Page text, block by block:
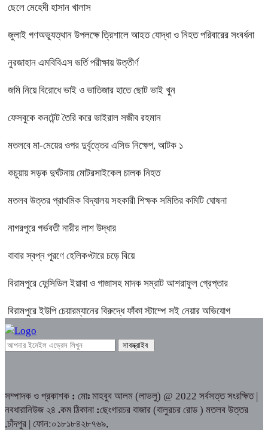
ছেলে মেহেদী হাসান খালাস
জুলাই গণঅভ্যুত্থান উপলক্ষে ত্রিশালে আহত যোদ্ধা ও নিহত পরিবারের সংবর্ধনা
নুরজাহান এমবিবিএস ভর্তি পরীক্ষায় উত্তীর্ণ
জমি নিয়ে বিরোধে ভাই ও ভাতিজার হাতে ছোট ভাই খুন
ফেসবুকে কনটেন্ট তৈরি করে ভাইরাল সজীব রহমান
মতলবে মা-মেয়ের ওপর দুর্বৃত্তের এসিড নিক্ষেপ, আটক ১
কচুয়ায় সড়ক দুর্ঘটনায় মোটরসাইকেল চালক নিহত
মতলব উত্তর প্রাথমিক বিদ্যালয় সহকারী শিক্ষক সমিতির কমিটি ঘোষনা
নাগরপুরে গর্ভবতী নারীর লাশ উদ্ধার
বাবার স্বপ্ন পূরণে হেলিকপ্টারে চড়ে বিয়ে
বিরামপুরে ফেন্সিডিল ইয়াবা ও গাজাসহ মাদক সম্রাট আশরাফুল গ্রেপ্তার
বিরামপুরে ইউপি চেয়ারম্যানের বিরুদ্ধে ফাঁকা স্টাম্পে সই নেয়ার অভিযোগ
সম্পাদক ও প্রকাশক : মোঃ মাহবুব আলম (লাভলু) @ 2022 সর্বসত্ত সংরক্ষিত |
নবধারানিউজ ২৪ .কম ঠিকানা :ছেংগারচর বাজার (বালুরচর রোড ) মতলব উত্তর
,চাঁদপুর | ফোন:০১৮১৮৪২৮৭৬৯,